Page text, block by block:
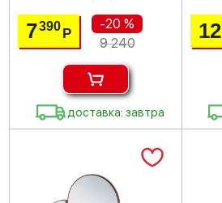
7390Р
-20 %
9 240
доставка: завтра
12